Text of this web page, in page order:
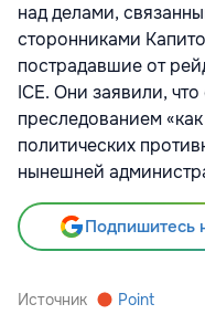
над делами,
сторонниками
пострадавшие от
ICE. Они заявили,
преследованием
политических
нынешней
Подпишитесь
Источник Point